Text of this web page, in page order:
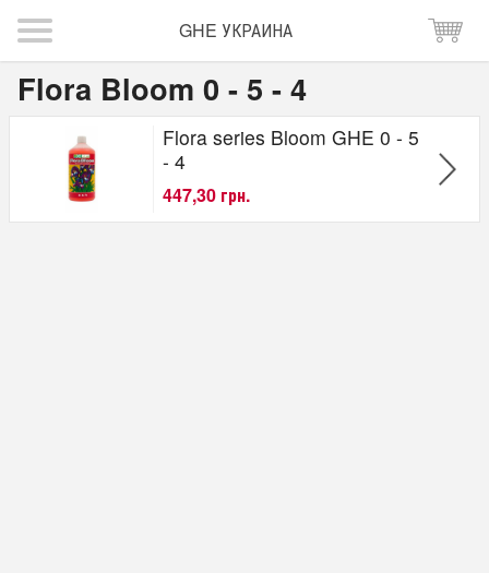
GHE УКРАИНА
Flora Bloom 0 - 5 - 4
Flora series Bloom GHE 0 - 5
- 4
447,30 грн.